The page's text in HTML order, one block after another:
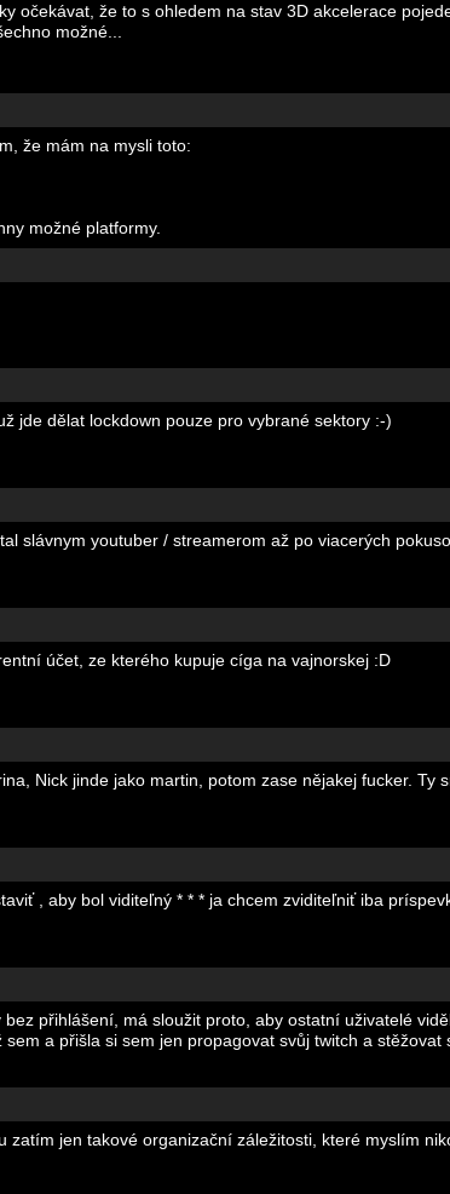
očekávat, že to s ohledem na stav 3D akcelerace
možné...
že mám na mysli toto:
možné platformy.
jde dělat lockdown pouze pro vybrané sektory :-)
slávnym youtuber / streamerom až po viacerých
účet, ze kterého kupuje cíga na vajnorskej :D
Nick jinde jako martin, potom zase nějakej fucker. Ty
, aby bol viditeľný * * * ja chcem zviditeľniť iba
přihlášení, má sloužit proto, aby ostatní uživatelé
a přišla si sem jen propagovat svůj twitch a
jen takové organizační záležitosti, které myslím